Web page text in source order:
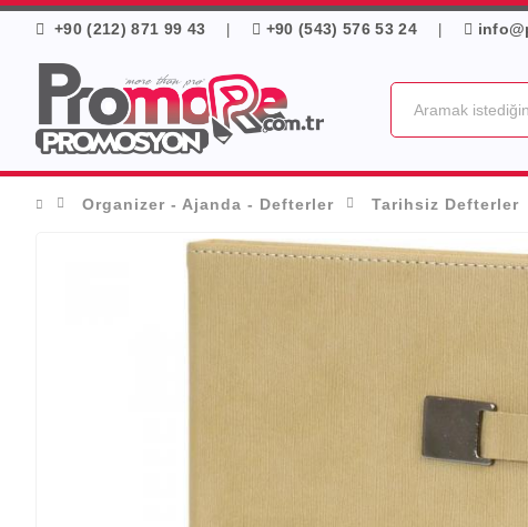
+90 (212) 871 99 43 +90 (543) 576 53 24
Organizer - Ajanda - Defterler Tarihsiz Defterler